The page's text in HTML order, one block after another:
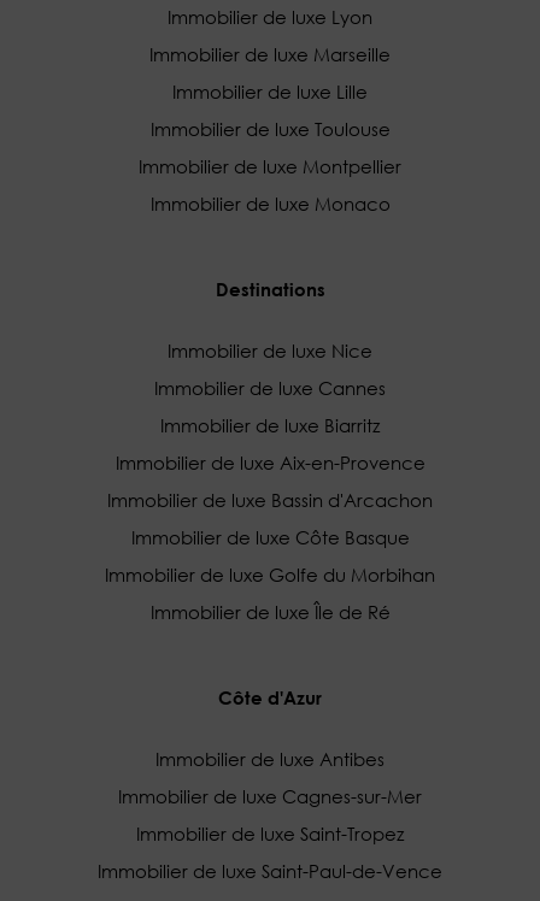
Immobilier de luxe Lyon
Immobilier de luxe Marseille
Immobilier de luxe Lille
Immobilier de luxe Toulouse
Immobilier de luxe Montpellier
Immobilier de luxe Monaco
Destinations
Immobilier de luxe Nice
Immobilier de luxe Cannes
Immobilier de luxe Biarritz
Immobilier de luxe Aix-en-Provence
Immobilier de luxe Bassin d'Arcachon
Immobilier de luxe Côte Basque
Immobilier de luxe Golfe du Morbihan
Immobilier de luxe Île de Ré
Côte d'Azur
Immobilier de luxe Antibes
Immobilier de luxe Cagnes-sur-Mer
Immobilier de luxe Saint-Tropez
Immobilier de luxe Saint-Paul-de-Vence